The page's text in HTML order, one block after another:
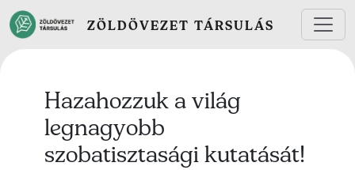
Ugrás a tartalomra
ZÖLDÖVEZET TÁRSULÁS
Hazahozzuk a világ
legnagyobb
szobatisztasági kutatását!